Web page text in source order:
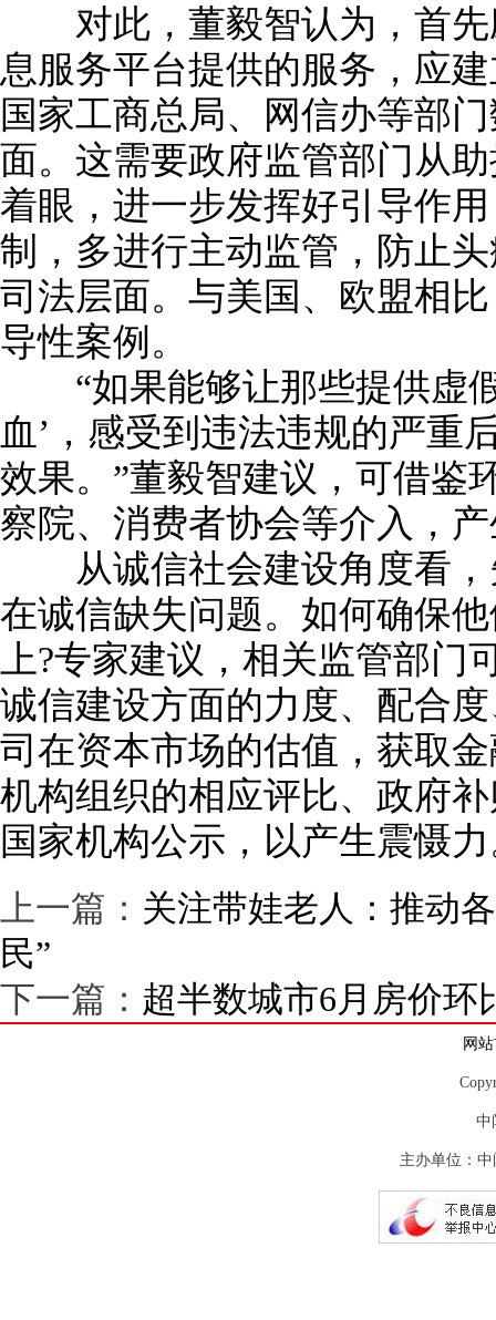
对此，董毅智认为，首先
息服务平台提供的服务，应
国家工商总局、网信办等部
面。这需要政府监管部门从
着眼，进一步发挥好引导作
制，多进行主动监管，防止
司法层面。与美国、欧盟相
导性案例。
“如果能够让那些提供虚假
血’，感受到违法违规的严重
效果。”董毅智建议，可借鉴
察院、消费者协会等介入，
从诚信社会建设角度看，
在诚信缺失问题。如何确保
上?专家建议，相关监管部
诚信建设方面的力度、配合
司在资本市场的估值，获取
机构组织的相应评比、政府
国家机构公示，以产生震慑
上一篇： 关注带娃老人：推动
民”
下一篇： 超半数城市6月房价环
网
中
主办单位：